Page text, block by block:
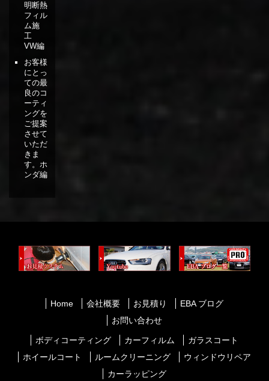
明断熱
フィル
ム施
工
VW編
お客様
にとっ
ての最
良のコ
ーティ
ングを
ご提案
させて
いただ
きま
す。ホ
ンダ編
Home 会社概要 お見積り
EBA ブログ
お問い合わせ
ボディコーティング カーフィルム
ガラスコート
ホイールコート
ルームクリーニング
ウィンドウリペア
カーラッピング